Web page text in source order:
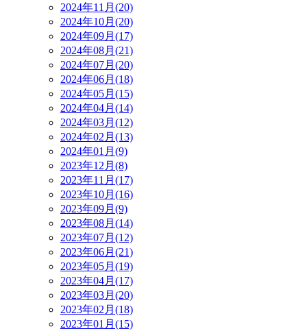
2024年11月(20)
2024年10月(20)
2024年09月(17)
2024年08月(21)
2024年07月(20)
2024年06月(18)
2024年05月(15)
2024年04月(14)
2024年03月(12)
2024年02月(13)
2024年01月(9)
2023年12月(8)
2023年11月(17)
2023年10月(16)
2023年09月(9)
2023年08月(14)
2023年07月(12)
2023年06月(21)
2023年05月(19)
2023年04月(17)
2023年03月(20)
2023年02月(18)
2023年01月(15)